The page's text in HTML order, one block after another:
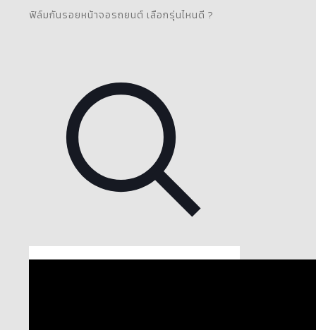
ฟิล์มกันรอยหน้าจอรถยนต์ เลือกรุ่นไหนดี ?